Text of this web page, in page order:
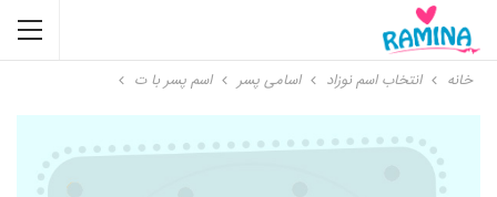
خانه انتخاب اسم نوزاد اسامی پسر اسم پسر با ت